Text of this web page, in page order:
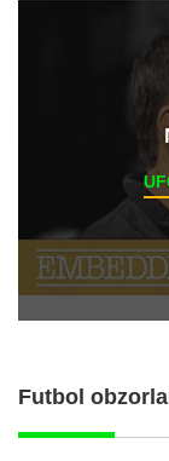
Futbol